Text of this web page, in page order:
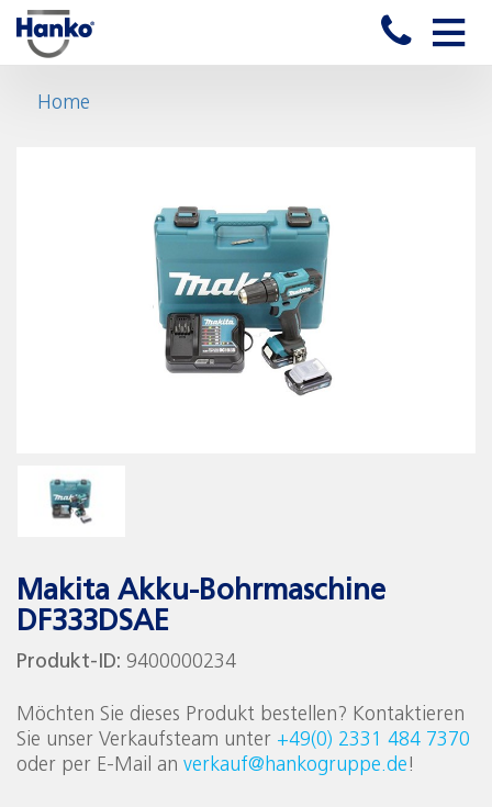
Toggle
Home
Makita Akku-Bohrmaschine
DF333DSAE
Produkt-ID: 9400000234
Möchten Sie dieses Produkt bestellen? Kontaktieren
Sie unser Verkaufsteam unter +49(0) 2331 484 7370
oder per E-Mail an verkauf@hankogruppe.de!